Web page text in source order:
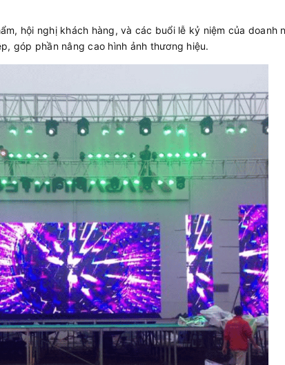
hội nghị khách hàng, và các buổi lễ kỷ niệm của doanh
góp phần nâng cao hình ảnh thương hiệu.